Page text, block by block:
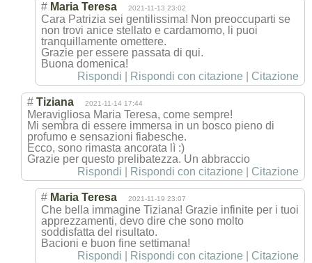
# Maria Teresa 2021-11-13 23:02
Cara Patrizia sei gentilissima! Non preoccuparti se
non trovi anice stellato e cardamomo, li puoi
tranquillamente omettere.
Grazie per essere passata di qui.
Buona domenica!
Rispondi
Rispondi con citazione Citazione
# Tiziana 2021-11-14 17:44
Meravigliosa Maria Teresa, come sempre!
Mi sembra di essere immersa in un bosco pieno di
profumo e sensazioni fiabesche.
Ecco, sono rimasta ancorata lì :)
Grazie per questo prelibatezza. Un abbraccio
Rispondi
Rispondi con citazione Citazione
# Maria Teresa 2021-11-19 23:07
Che bella immagine Tiziana! Grazie infinite per i tuoi
apprezzamenti, devo dire che sono molto
soddisfatta del risultato.
Bacioni e buon fine settimana!
Rispondi
Rispondi con citazione
Citazione